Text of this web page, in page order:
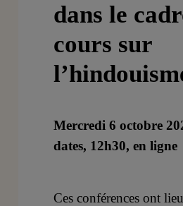
dans le
cours sur
Mercredi 6 octobre
dates, 12h30, en ligne
Ces conférences ont